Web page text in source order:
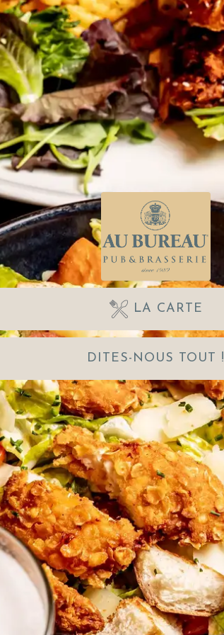
LA CARTE
DITES-NOUS TOUT !